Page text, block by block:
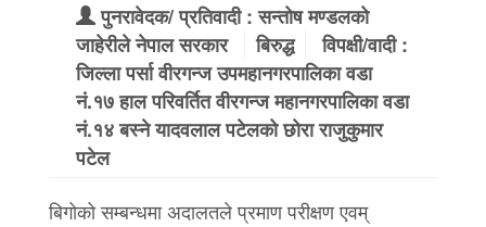
पुनरावेदक/ प्रतिवादी : सन्तोष मण्डलको
जाहेरीले नेपाल सरकार
बिरुद्ध
विपक्षी/वादी :
जिल्ला पर्सा वीरगन्ज उपमहानगरपालिका वडा
नं.१७ हाल परिवर्तित वीरगन्ज महानगरपालिका वडा
नं.१४ बस्ने यादवलाल पटेलको छोरा राजुकुमार
पटेल
बिगोको सम्बन्धमा अदालतले प्रमाण परीक्षण एवम्